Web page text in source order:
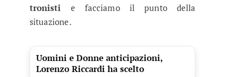
tronisti e facciamo il punto della
situazione.
Uomini e Donne anticipazioni,
Lorenzo Riccardi ha scelto